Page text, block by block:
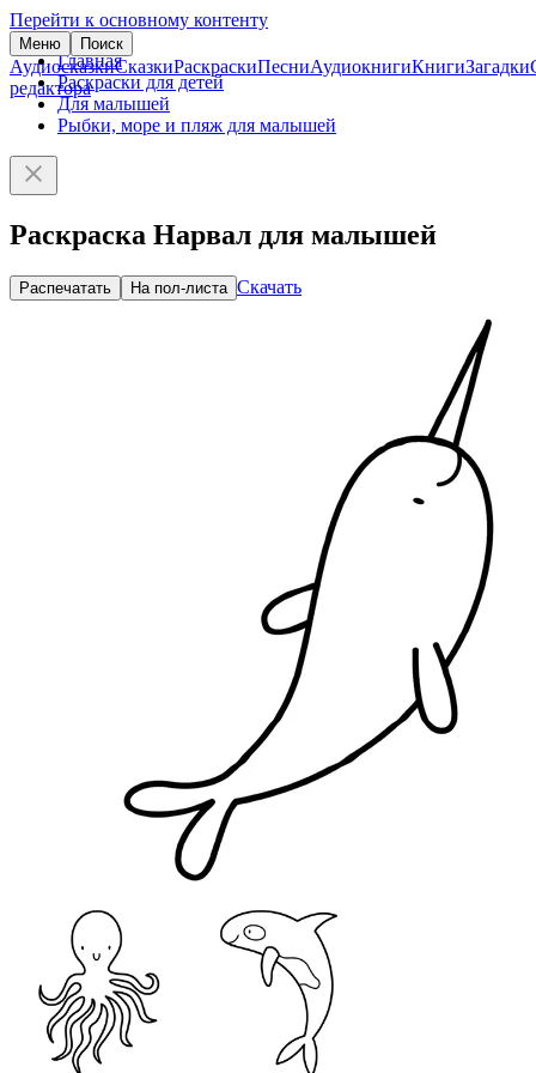
Перейти к основному контенту
Меню Поиск
АудиосказкиСказкиРаскраскиПесниАудиокнигиКнигиЗагадки
редактора
Главная
Раскраски для детей
Для малышей
Рыбки, море и пляж для малышей
Раскраска Нарвал для малышей
Распечатать На пол-листа Скачать